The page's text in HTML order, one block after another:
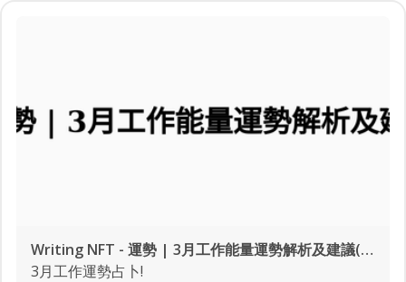
Writing NFT - 運勢 | 3月工作能量運勢解析及建議(聲音版+文字版)
3月工作運勢占卜!